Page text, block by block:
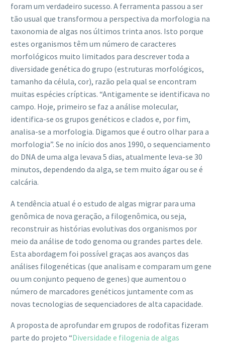
foram um verdadeiro sucesso. A ferramenta passou a ser
tão usual que transformou a perspectiva da morfologia na
taxonomia de algas nos últimos trinta anos. Isto porque
estes organismos têm um número de caracteres
morfológicos muito limitados para descrever toda a
diversidade genética do grupo (estruturas morfológicos,
tamanho da célula, cor), razão pela qual se encontram
muitas espécies crípticas. “Antigamente se identificava no
campo. Hoje, primeiro se faz a análise molecular,
identifica-se os grupos genéticos e clados e, por fim,
analisa-se a morfologia. Digamos que é outro olhar para a
morfologia”. Se no início dos anos 1990, o sequenciamento
do DNA de uma alga levava 5 dias, atualmente leva-se 30
minutos, dependendo da alga, se tem muito ágar ou se é
calcária.
A tendência atual é o estudo de algas migrar para uma
genômica de nova geração, a filogenômica, ou seja,
reconstruir as histórias evolutivas dos organismos por
meio da análise de todo genoma ou grandes partes dele.
Esta abordagem foi possível graças aos avanços das
análises filogenéticas (que analisam e comparam um gene
ou um conjunto pequeno de genes) que aumentou o
número de marcadores genéticos juntamente com as
novas tecnologias de sequenciadores de alta capacidade.
A proposta de aprofundar em grupos de rodofitas fizeram
parte do projeto “Diversidade e filogenia de algas